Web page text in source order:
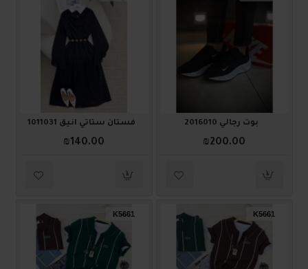
بوت رجالي 2016010
₪200.00
فستان ستاتي أنيق 1011031
₪140.00
K5661
K5661